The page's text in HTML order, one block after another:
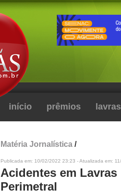
início prêmios
Matéria Jornalística /
Publicada em: 10/02/2022 23:23 - Atualizada em:
Acidentes em
Perimetral